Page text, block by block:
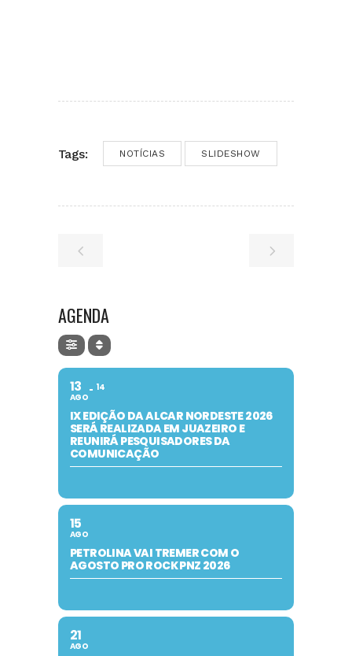
Tags: NOTÍCIAS SLIDESHOW
AGENDA
13
AGO
14
IX EDIÇÃO DA ALCAR NORDESTE 2026
SERÁ REALIZADA EM JUAZEIRO E
REUNIRÁ PESQUISADORES DA
COMUNICAÇÃO
15
AGO
PETROLINA VAI TREMER COM O
AGOSTO PRO ROCK PNZ 2026
21
AGO